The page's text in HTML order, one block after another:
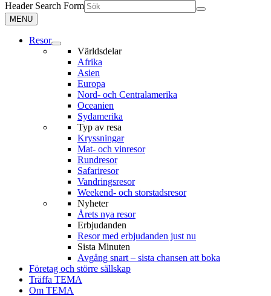
Header Search Form
MENU
Resor
Världsdelar
Afrika
Asien
Europa
Nord- och Centralamerika
Oceanien
Sydamerika
Typ av resa
Kryssningar
Mat- och vinresor
Rundresor
Safariresor
Vandringsresor
Weekend- och storstadsresor
Nyheter
Årets nya resor
Erbjudanden
Resor med erbjudanden just nu
Sista Minuten
Avgång snart – sista chansen att boka
Företag och större sällskap
Träffa TEMA
Om TEMA